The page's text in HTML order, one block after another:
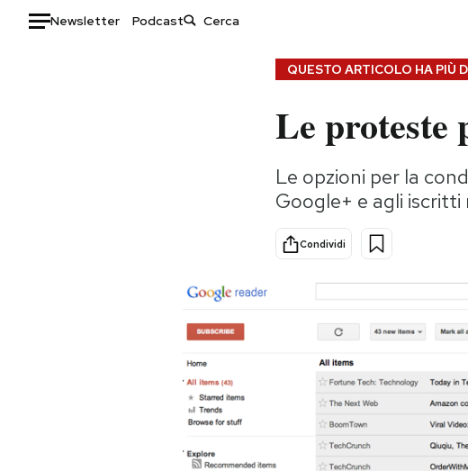
Newsletter Podcast
Consumismi
Storie/Idee
Ok Boomer!
Altrecose
Mondiali calcio 2026
QUESTO ARTICOLO HA PIÙ
Le proteste
Le opzioni per la
Google+ e agli iscritti
Condividi